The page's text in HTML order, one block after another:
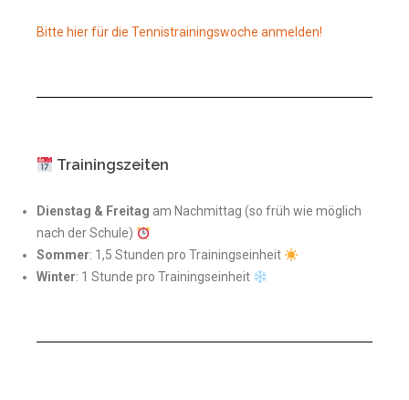
Bitte hier für die Tennistrainingswoche anmelden!
Trainingszeiten
Dienstag & Freitag am Nachmittag (so früh wie möglich
nach der Schule)
Sommer: 1,5 Stunden pro Trainingseinheit
Winter: 1 Stunde pro Trainingseinheit